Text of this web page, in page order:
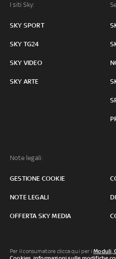
I siti Sky:
SKY SPORT
SKY TG24
SKY VIDEO
SKY ARTE
Note legali:
GESTIONE COOKIE
NOTE LEGALI
OFFERTA SKY MEDIA
Per il consumatore clicca qui per iModuli,